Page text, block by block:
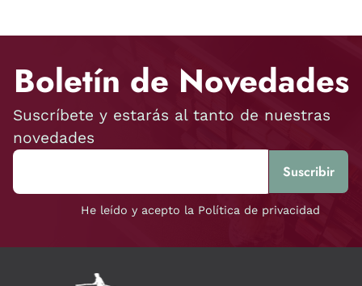
Boletín de Novedades
Suscríbete y estarás al tanto de nuestras
novedades
He leído y acepto la Política de privacidad